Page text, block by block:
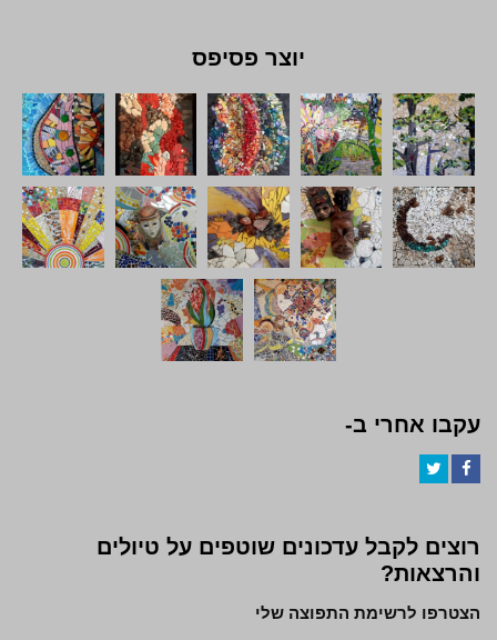
יוצר פסיפס
עקבו אחרי ב-
רוצים לקבל עדכונים שוטפים על טיולים
והרצאות?
הצטרפו לרשימת התפוצה שלי